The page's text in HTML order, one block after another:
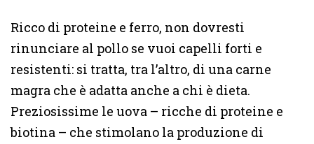
Ricco di proteine e ferro, non dovresti
rinunciare al pollo se vuoi capelli forti e
resistenti: si tratta, tra l’altro, di una carne
magra che è adatta anche a chi è dieta.
Preziosissime le uova – ricche di proteine e
biotina – che stimolano la produzione di